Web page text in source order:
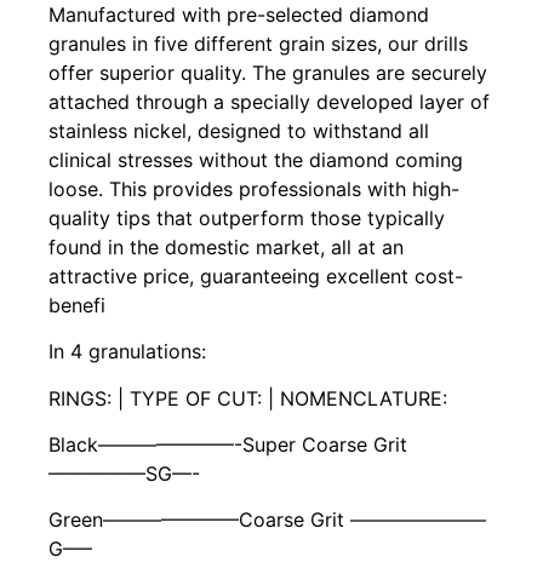
Manufactured with pre-selected diamond
granules in five different grain sizes, our drills
offer superior quality. The granules are securely
attached through a specially developed layer of
stainless nickel, designed to withstand all
clinical stresses without the diamond coming
loose. This provides professionals with high-
quality tips that outperform those typically
found in the domestic market, all at an
attractive price, guaranteeing excellent cost-
benefi
In 4 granulations:
RINGS: | TYPE OF CUT: | NOMENCLATURE:
Black———————-Super Coarse Grit
—————SG—-
Green———————Coarse Grit ———————
G—–